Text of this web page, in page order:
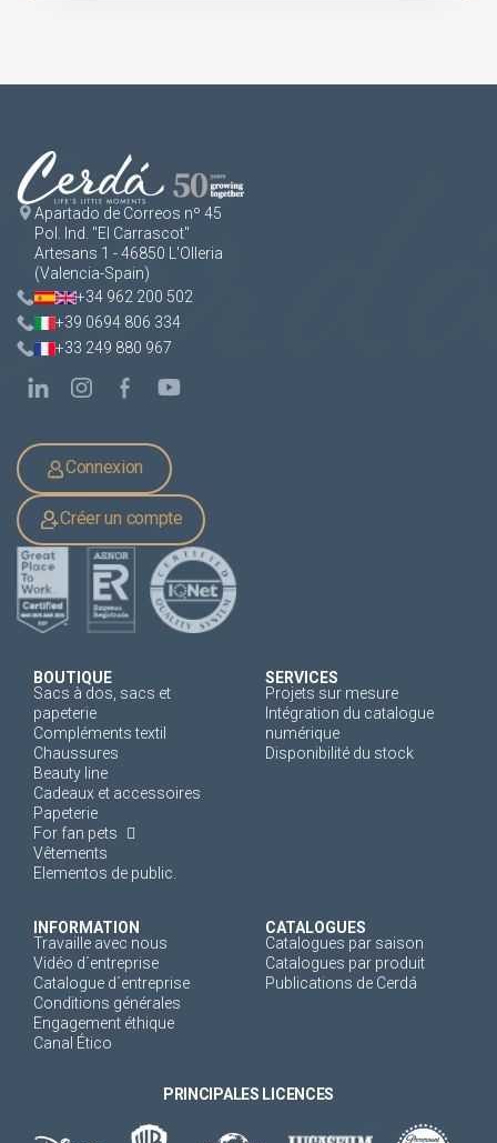
Apartado de Correos nº 45
Pol. Ind. "El Carrascot"
Artesans 1 - 46850 L'Olleria
(Valencia-Spain)
+34 962 200 502
+39 0694 806 334
+33 249 880 967
Connexion
Créer un compte
BOUTIQUE
Sacs à dos, sacs et
papeterie
Compléments textil
Chaussures
Beauty line
Cadeaux et accessoires
Papeterie
For fan pets
Vêtements
Elementos de public.
SERVICES
Projets sur mesure
Intégration du catalogue
numérique
Disponibilité du stock
INFORMATION
Travaille avec nous
Vidéo d´entreprise
Catalogue d´entreprise
Conditions générales
Engagement éthique
Canal Ético
CATALOGUES
Catalogues par saison
Catalogues par produit
Publications de Cerdá
PRINCIPALES LICENCES